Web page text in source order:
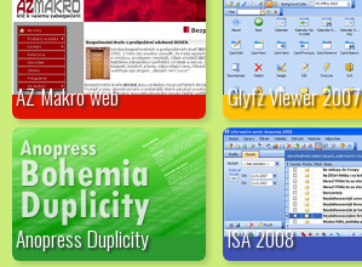
AZ Makro web Glyfz Viewer 2007
Anopress Duplicity ISA 2008